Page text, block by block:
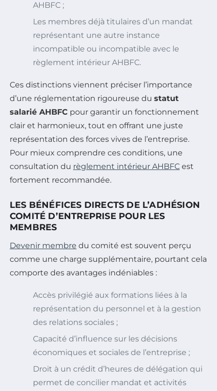
AHBFC ;
Les membres déjà titulaires d’un mandat
représentant une autre instance
incompatible ou incompatible avec le
règlement intérieur AHBFC.
Ces distinctions viennent préciser l’importance
d’une réglementation rigoureuse du statut
salarié AHBFC pour garantir un fonctionnement
clair et harmonieux, tout en offrant une juste
représentation des forces vives de l’entreprise.
Pour mieux comprendre ces conditions, une
consultation du règlement intérieur AHBFC est
fortement recommandée.
LES BÉNÉFICES DIRECTS DE L’ADHÉSION
COMITÉ D’ENTREPRISE POUR LES
MEMBRES
Devenir membre du comité est souvent perçu
comme une charge supplémentaire, pourtant cela
comporte des avantages indéniables :
Accès privilégié aux formations liées à la
représentation du personnel et à la gestion
des relations sociales ;
Capacité d’influence sur les décisions
économiques et sociales de l’entreprise ;
Droit à un crédit d’heures de délégation qui
permet de concilier mandat et activités